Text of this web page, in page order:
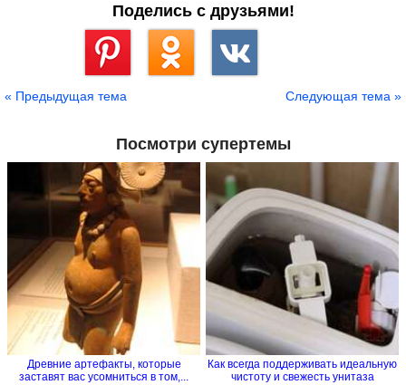
Поделись с друзьями!
« Предыдущая тема Следующая тема »
Посмотри супертемы
Древние артефакты, которые
заставят вас усомниться в том,...
Как всегда поддерживать идеальную
чистоту и свежесть унитаза